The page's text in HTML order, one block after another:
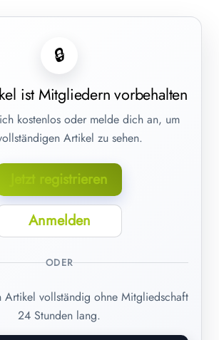
🔒
ist Mitgliedern vorbehalten
kostenlos oder melde dich an, um
Artikel zu sehen.
Jetzt registrieren
Anmelden
ODER
Artikel vollständig ohne Mitgliedschaft
24 Stunden lang.